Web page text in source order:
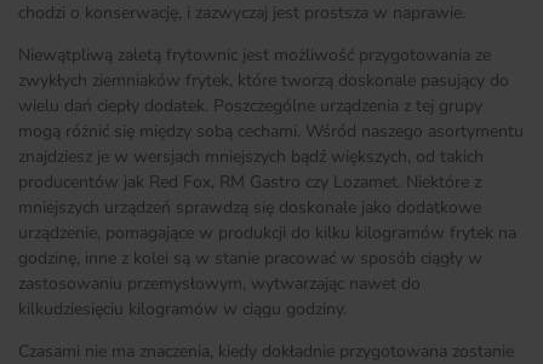
chodzi o konserwację, i zazwyczaj jest prostsza w naprawie.
Niewątpliwą zaletą frytownic jest możliwość przygotowania ze
zwykłych ziemniaków frytek, które tworzą doskonale pasujący do
wielu dań ciepły dodatek. Poszczególne urządzenia z tej grupy
mogą różnić się między sobą cechami. Wśród naszego asortymentu
znajdziesz je w wersjach mniejszych bądź większych, od takich
producentów jak Red Fox, RM Gastro czy Lozamet. Niektóre z
mniejszych urządzeń sprawdzą się doskonale jako dodatkowe
urządzenie, pomagające w produkcji do kilku kilogramów frytek na
godzinę, inne z kolei są w stanie pracować w sposób ciągły w
zastosowaniu przemysłowym, wytwarzając nawet do
kilkudziesięciu kilogramów w ciągu godziny.
Czasami nie ma znaczenia, kiedy dokładnie przygotowana zostanie